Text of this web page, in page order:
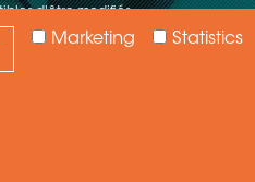
Statistics
Marketing
d'être modifiés.